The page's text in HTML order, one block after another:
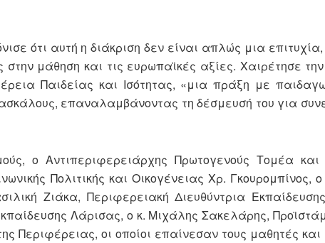
ότι αυτή η διάκριση δεν είναι απλώς μια
μάθηση και τις ευρωπαϊκές αξίες. Χαιρέτησε
Παιδείας και Ισότητας, «μια πράξη με
επαναλαμβάνοντας τη δέσμευσή του για
ο Αντιπεριφερειάρχης Πρωτογενούς Τομέα και
Πολιτικής και Οικογένειας Χρ. Γκουρομπίνος,
Ζιάκα, Περιφερειακή Διευθύντρια
Λάρισας, ο κ. Μιχάλης Σακελάρης,
Περιφέρειας, οι οποίοι επαίνεσαν τους μαθητές και